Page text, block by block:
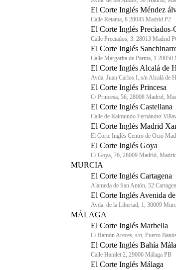
El Corte Inglés Méndez
Calle Retama, 8 28045 Madrid P2
El Corte Inglés Preciados-
Calle Preciados, 3. 28013 Madrid
El Corte Inglés
Calle Margarita de Parma, 1 28050
El Corte Inglés Alcalá de
Avda. Juan Carlos I, s/n Alcalá de
El Corte Inglés Princesa
C/ Princesa, 56, 28008 Madrid,
El Corte Inglés Castellana
Calle de Raimundo Fernández
El Corte Inglés Madrid
El Corte Inglés Centro de Ocio
El Corte Inglés Goya
C/ Goya, 76, 28009 Madrid,
MURCIA
El Corte Inglés Cartagena
Alameda de San Antón, 52
El Corte Inglés Avenida
Avda. de la Libertad, 1, 30009
MÁLAGA
El Corte Inglés Marbella
C/ Ramón Areces, s/n, Puerto
El Corte Inglés Bahía
Calle Hamlet 2, 29006 Málaga PB
El Corte Inglés Málaga